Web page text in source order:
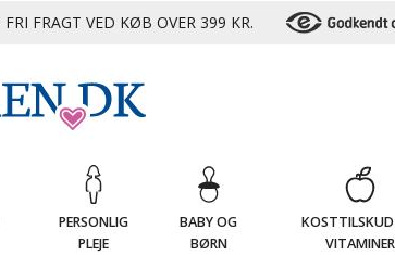
FRI FRAGT VED KØB OVER 399 KR.
PERSONLIG
PLEJE
BABY OG
BØRN
VITAMINER